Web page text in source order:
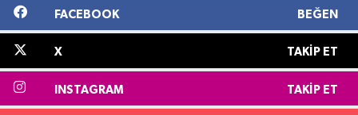
FACEBOOK BEĞEN
X TAKIP ET
INSTAGRAM TAKIP ET